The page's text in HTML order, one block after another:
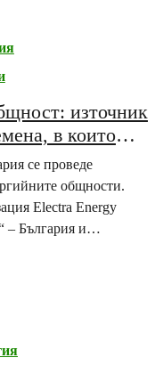
източник
в които
се проведе
общности.
Electra Energy
– България и